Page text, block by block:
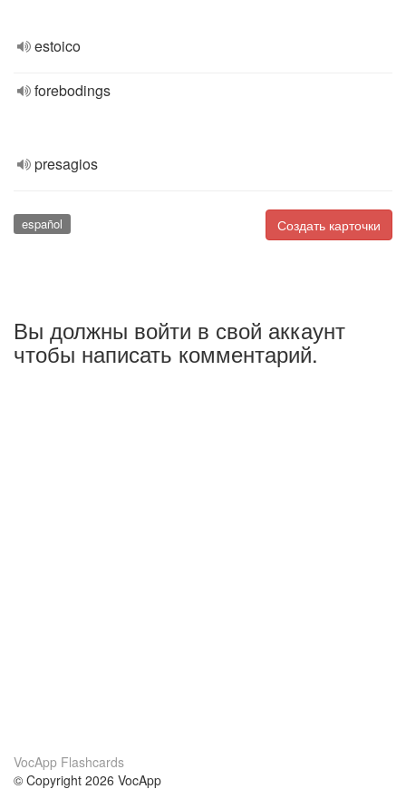
estoico
forebodings
presagios
Создать карточки
español
Вы должны войти в свой аккаунт
чтобы написать комментарий.
VocApp Flashcards
© Copyright 2026 VocApp